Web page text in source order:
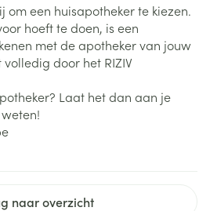
om een huisapotheker te kiezen.
hoeft te doen, is een
met de apotheker van jouw
door het RIZIV
Laat het dan aan je
naar overzicht